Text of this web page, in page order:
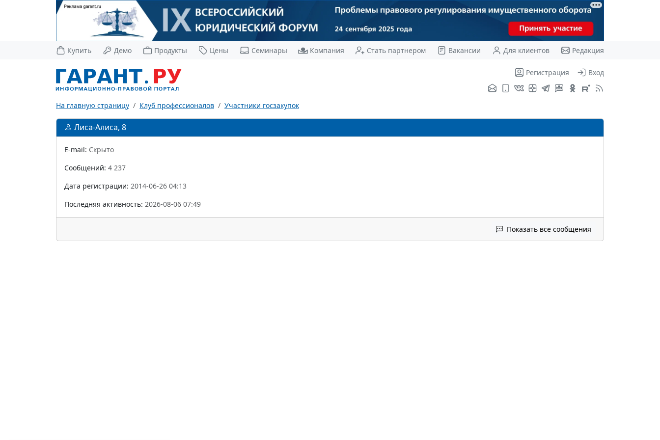
Купить Демо Продукты Цены Семинары Компания Стать партнером Вакансии Для клиентов Редакция
Регистрация Вход
На главную страницу Клуб профессионалов Участники госзакупок
Лиса-Алиса, 8
E-mail: Скрыто
Сообщений: 4 237
Дата регистрации: 2014-06-26 04:13
Последняя активность: 2026-08-06 07:49
Показать все сообщения